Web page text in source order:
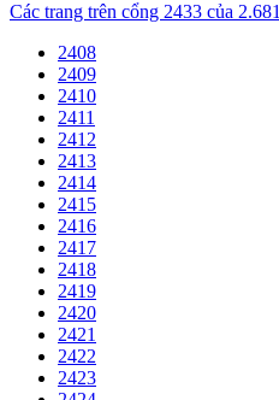
Các trang trên cổng 2433 của 2.681
2408
2409
2410
2411
2412
2413
2414
2415
2416
2417
2418
2419
2420
2421
2422
2423